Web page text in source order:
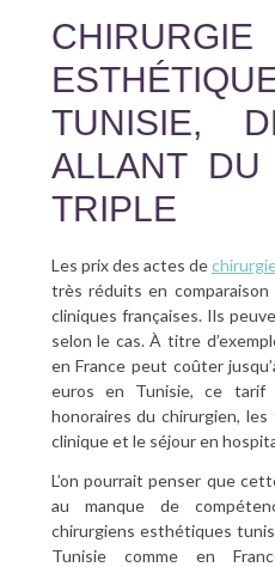
CHIRURGIE
TUNISIE,
ALLANT
TRIPLE
Les prix des actes de
très réduits en
cliniques françaises. Ils
selon le cas. À titre
en France peut coûter
euros en Tunisie, ce tarif
honoraires du chirurgien,
clinique et le séjour en
L’on pourrait penser que
au manque de
chirurgiens esthétiques
Tunisie comme en